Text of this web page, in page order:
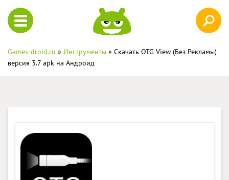
Games-droid.ru » Инструменты » Скачать OTG View (Без Рекламы)
версия 3.7 apk на Андроид